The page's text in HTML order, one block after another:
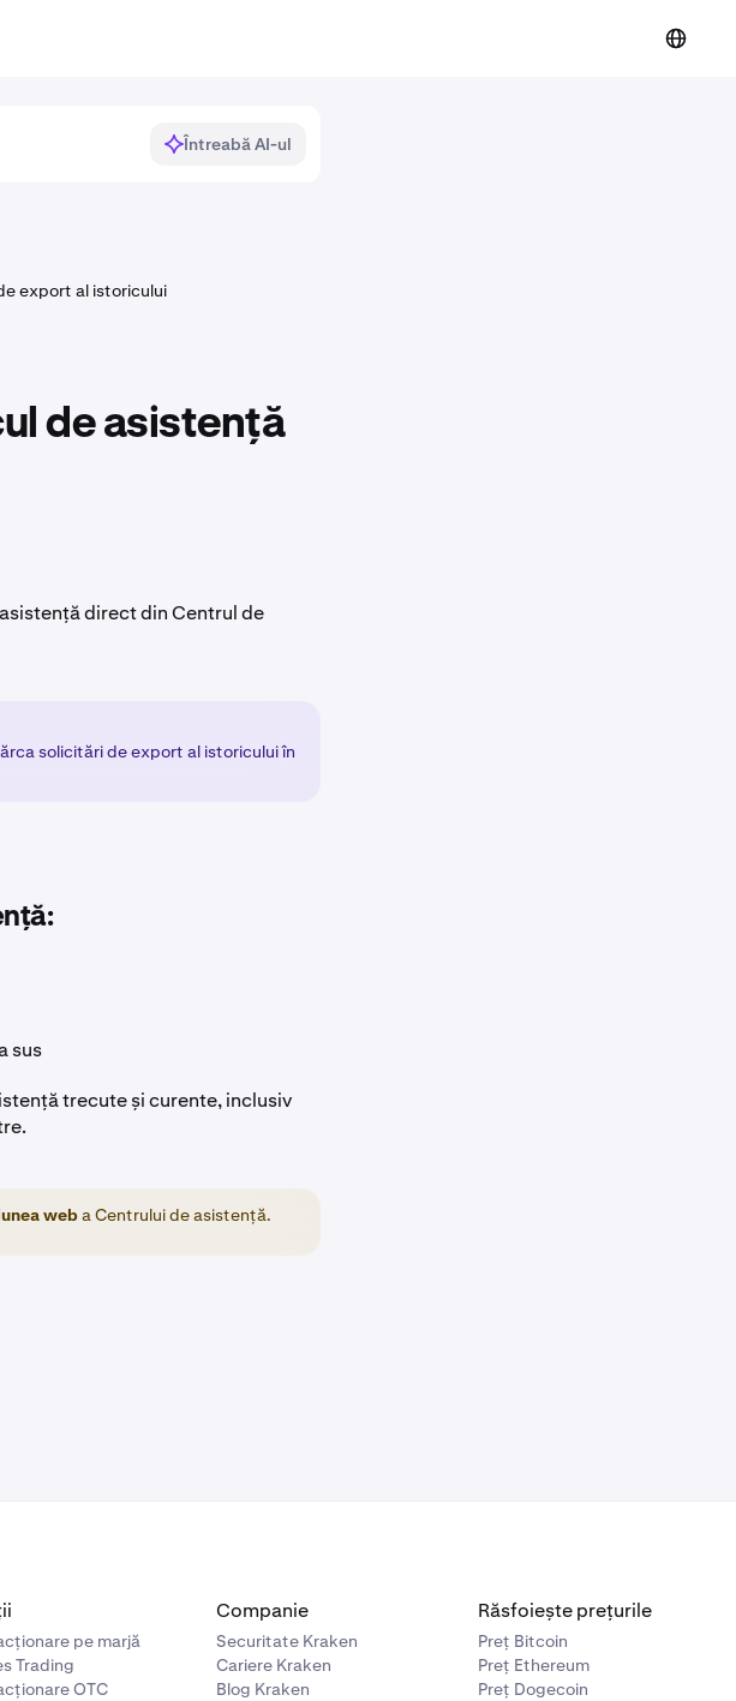
Întreabă AI-ul
export al istoricului
de asistență
direct din Centrul de
solicitări de export al istoricului în
sus
trecute și curente, inclusiv
weba Centrului de asistență.
pe marjă
Trading
OTC
Companie
Securitate Kraken
Cariere Kraken
Blog Kraken
Răsfoiește prețurile
Preț Bitcoin
Preț Ethereum
Preț Dogecoin